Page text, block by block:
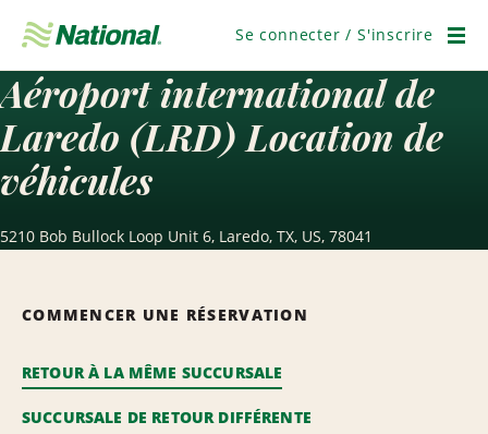
navigation
Se connecter / S'inscrire
Aéroport international de
Laredo (LRD) Location de
véhicules
5210 Bob Bullock Loop Unit 6, Laredo, TX, US, 78041
COMMENCER UNE RÉSERVATION
RETOUR À LA MÊME SUCCURSALE
SUCCURSALE DE RETOUR DIFFÉRENTE